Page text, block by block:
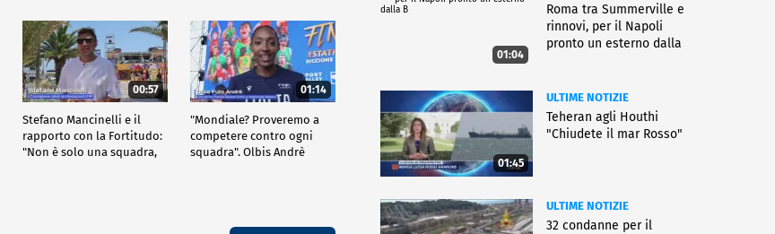
00:57
Stefano Mancinelli e il
rapporto con la Fortitudo:
"Non è solo una squadra,
01:14
"Mondiale? Proveremo a
competere contro ogni
squadra". Olbis Andrè
01:04
Roma tra Summerville e
rinnovi, per il Napoli
pronto un esterno dalla
01:45
ULTIME NOTIZIE
Teheran agli Houthi
"Chiudete il mar Rosso"
ULTIME NOTIZIE
32 condanne per il